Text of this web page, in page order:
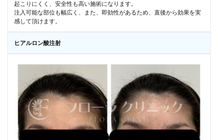
起こりにくく、安全性も高い施術になります。
注入可能な部位も幅広く、また、即効性があるため、直後から効果を実
感して頂けます。
ヒアルロン酸注射